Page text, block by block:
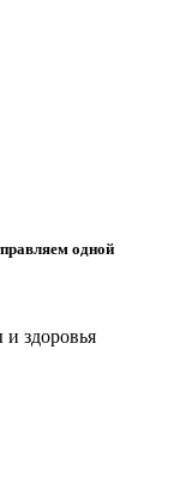
одной
и здоровья